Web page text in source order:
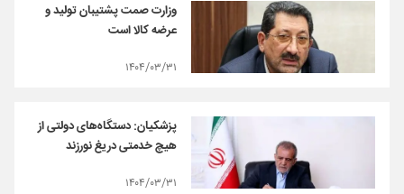
وزارت صمت پشتیبان تولید و
عرضه کالا است
۱۴۰۴/۰۳/۳۱
پزشکیان: دستگاه‌های دولتی از
هیچ خدمتی دریغ نورزند
۱۴۰۴/۰۳/۳۱